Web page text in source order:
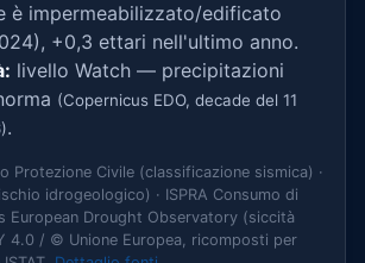
è impermeabilizzato/edificato
+0,3 ettari nell'ultimo anno.
livello Watch — precipitazioni
(Copernicus EDO, decade del 11
.
Protezione Civile (classificazione sismica) ·
idrogeologico) · ISPRA Consumo di
European Drought Observatory (siccità
4.0 / © Unione Europea, ricomposti per